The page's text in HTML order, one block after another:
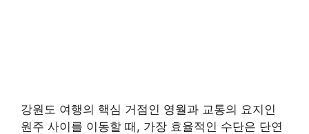
강원도 여행의 핵심 거점인 영월과 교통의 요지인
원주 사이를 이동할 때, 가장 효율적인 수단은 단연